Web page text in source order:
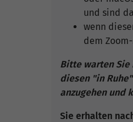
und sind
wenn
dem
Bitte warten Sie
diesen "in
anzugehen und
Sie erhalten